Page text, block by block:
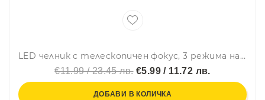
LED челник с телескопичен фокус, 3 режима на осветяване, 60-градсово рамо на наклон и до 8 часа работа-JS-929
€11.99 / 23.45 лв.€5.99 / 11.72 лв.
ДОБАВИ В КОЛИЧКА